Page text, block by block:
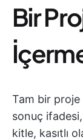
Bir
Tam bir
sonuç
kitle, kasıtlı